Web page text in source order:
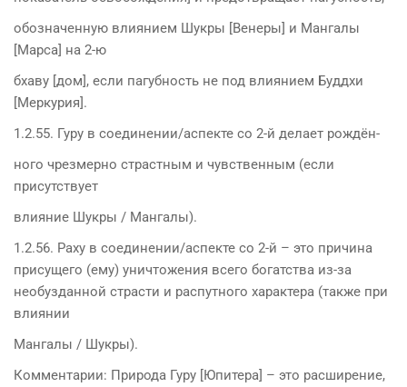
обозначенную влиянием Шукры [Венеры] и Мангалы
[Марса] на 2-ю
бхаву [дом], если пагубность не под влиянием Буддхи
[Меркурия].
1.2.55. Гуру в соединении/аспекте со 2-й делает рождён-
ного чрезмерно страстным и чувственным (если
присутствует
влияние Шукры / Мангалы).
1.2.56. Раху в соединении/аспекте со 2-й – это причина
присущего (ему) уничтожения всего богатства из-за
необузданной страсти и распутного характера (также при
влиянии
Мангалы / Шукры).
Комментарии: Природа Гуру [Юпитера] – это расширение,